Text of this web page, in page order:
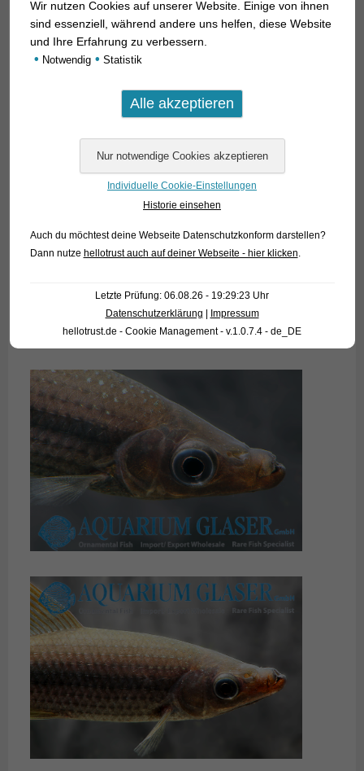
Wir nutzen Cookies auf unserer Website. Einige von ihnen
sind essenziell, während andere uns helfen, diese Website
und Ihre Erfahrung zu verbessern.
• Notwendig • Statistik
Individuelle Cookie-Einstellungen
Historie einsehen
Auch du möchtest deine Webseite Datenschutzkonform darstellen?
Dann nutze hellotrust auch auf deiner Webseite - hier klicken.
Letzte Prüfung: 06.08.26 - 19:29:23 Uhr
Datenschutzerklärung
Impressum
hellotrust.de - Cookie Management - v.1.0.7.4 - de_DE